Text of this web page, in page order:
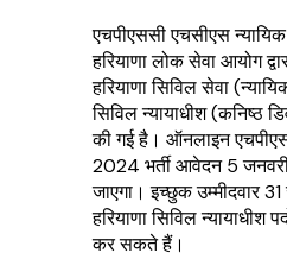
एचपीएससी एचसीएस
हरियाणा लोक सेवा आयोग
हरियाणा सिविल सेवा
सिविल न्यायाधीश (कनिष्ठ
की गई है। ऑनलाइन
2024 भर्ती आवेदन 5
जाएगा। इच्छुक उम्मीदवार
हरियाणा सिविल
कर सकते हैं।